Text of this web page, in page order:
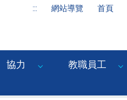
::: 網站導覽 首頁
協力 教職員工